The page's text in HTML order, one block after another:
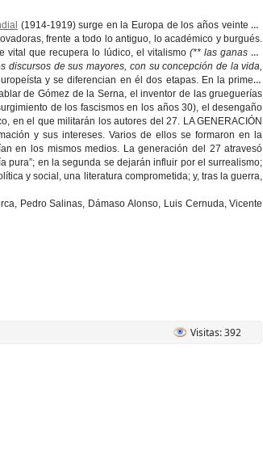
(1914-1919) surge en la Europa de los años veinte un
frente a todo lo antiguo, lo académico y burgués.
vital que recupera lo lúdico, el vitalismo (** las ganas de
de sus mayores, con su concepción de la vida,
y se diferencian en él dos etapas. En la primera
de Gómez de la Serna, el inventor de las grueguerías
de los fascismos en los años 30), el desengaño
en el que militarán los autores del 27. LA GENERACIÓN
y sus intereses. Varios de ellos se formaron en la
en los mismos medios. La generación del 27 atravesó
pura”; en la segunda se dejarán influir por el surrealismo;
y social, una literatura comprometida; y, tras la guerra,
Pedro Salinas, Dámaso Alonso, Luis Cernuda, Vicente
Visitas: 392